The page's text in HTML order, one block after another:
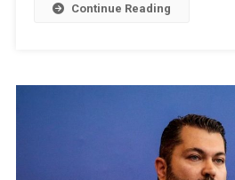
Continue Reading